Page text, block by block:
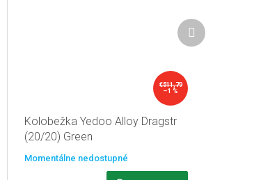
€511,79
–1 %
Kolobežka Yedoo Alloy Dragstr
(20/20) Green
Momentálne nedostupné
Ďalší
produkt